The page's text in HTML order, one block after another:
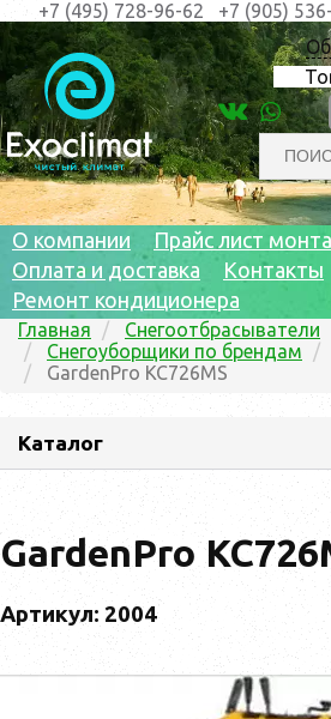
+7 (495) 728-96-62 +7 (905)
О компании
Прайс лист
Оплата и доставка
Контакты
Ремонт кондиционера
Главная
Снегоотбрасыватели
Снегоуборщики по брендам
GardenPro KC726MS
Каталог
GardenPro
Артикул: 2004